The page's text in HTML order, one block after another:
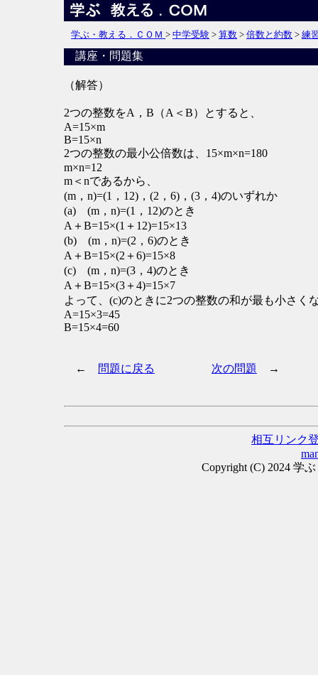
学ぶ・教える．ＣＯＭ > 中学受験 > 算数 > 倍数と約数 > 練
講座・問題集
（解答）
2つの整数をA，B（A＜B）とすると、
A=15×m
B=15×n
2つの整数の最小公倍数は、15×m×n=180
m×n=12
m＜nであるから、
(m，n)=(1，12)，(2，6)，(3，4)のいずれか
(a) (m，n)=(1，12)のとき
A＋B=15×(1＋12)=15×13
(b) (m，n)=(2，6)のとき
A＋B=15×(2＋6)=15×8
(c) (m，n)=(3，4)のとき
A＋B=15×(3＋4)=15×7
よって、(c)のときに2つの整数の和が最も小さく
A=15×3=45
B=15×4=60
← 問題に戻る 次の問題 →
相互リンク
Copyright (C) 2024 学